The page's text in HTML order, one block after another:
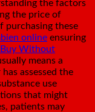
the factors
the price of
purchasing these
online ensuring
Buy Without
means a
assessed the
use
that might
patients may